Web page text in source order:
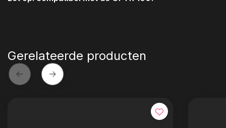
Gerelateerde producten